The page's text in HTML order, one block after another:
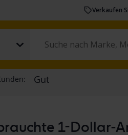
Verkaufen
1-Dollar-